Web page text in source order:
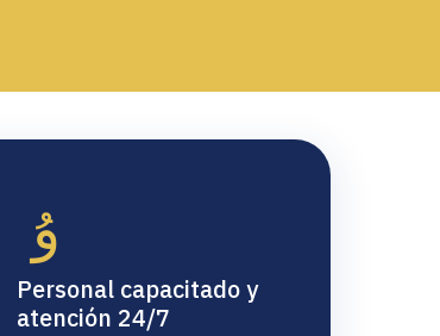
Personal capacitado y
atención 24/7